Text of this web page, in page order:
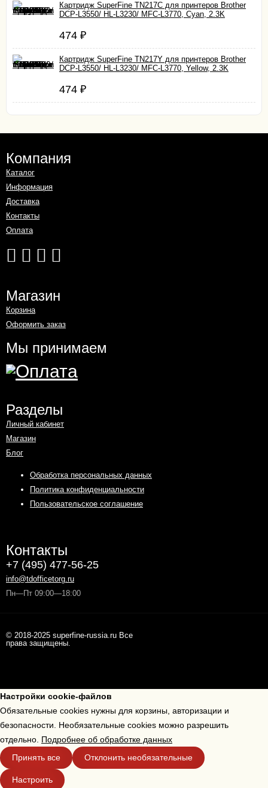
Картридж SuperFine TN217C для принтеров Brother
DCP-L3550/ HL-L3230/ MFC-L3770, Cyan, 2.3K
474 ₽
Картридж SuperFine TN217Y для принтеров Brother
DCP-L3550/ HL-L3230/ MFC-L3770, Yellow, 2.3K
474 ₽
Компания
Каталог
Информация
Доставка
Контакты
Оплата
Магазин
Корзина
Оформить заказ
Мы принимаем
Разделы
Личный кабинет
Магазин
Блог
Обработка персональных данных
Политика конфиденциальности
Пользовательское соглашение
Контакты
+7 (495) 477-56-25
info@tdofficetorg.ru
Пн—Пт 09:00—18:00
© 2018-2025 superfine-russia.ru Все
права защищены.
Настройки cookie-файлов
Обязательные cookies нужны для корзины, авторизации и
безопасности. Необязательные cookies можно разрешить
отдельно. Подробнее об обработке данных
Принять все
Отклонить необязательные
Настроить